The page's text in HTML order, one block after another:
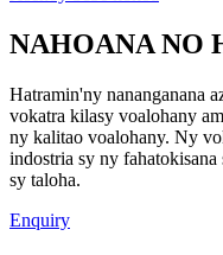
NAHOANA NO
Hatramin'ny nananganana
vokatra kilasy voalohany
ny kalitao voalohany. Ny
indostria sy ny
sy taloha.
Enquiry